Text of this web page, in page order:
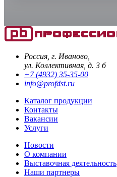
Россия, г. Иваново,
ул. Коллективная, д. 3 б
+7 (4932) 35-35-00
info@profdst.ru
Каталог продукции
Контакты
Вакансии
Услуги
Новости
О компании
Выставочная деятельность
Наши партнеры